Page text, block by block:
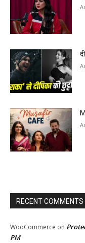
RECENT COMMENTS
WooCommerce on
PM